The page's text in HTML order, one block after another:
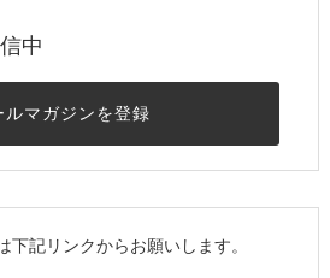
中
ルマガジンを登録
下記リンクからお願いします。